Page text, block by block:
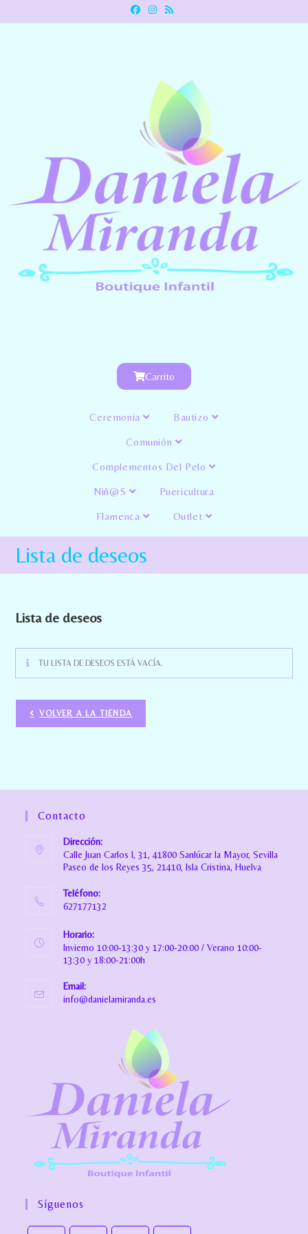
Carrito
Ceremonia Bautizo
Comunión
Complementos Del Pelo
Niñ@s Puericultura
Flamenca Outlet
Lista de deseos
Lista de deseos
TU LISTA DE DESEOS ESTÁ VACÍA.
VOLVER A LA TIENDA
Contacto
Dirección:
Calle Juan Carlos I, 31, 41800 Sanlúcar la Mayor, Sevilla
Paseo de los Reyes 35, 21410, Isla Cristina, Huelva
Teléfono:
627177132
Horario:
Invierno 10:00-13:30 y 17:00-20:00 / Verano 10:00-
13:30 y 18:00-21:00h
Email:
info@danielamiranda.es
Síguenos